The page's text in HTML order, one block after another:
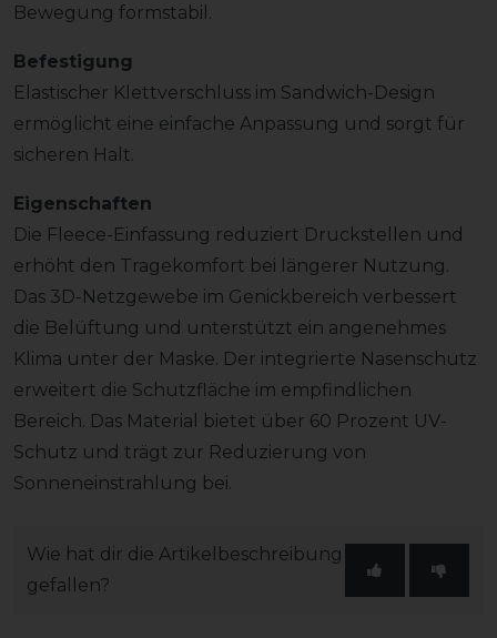
Bewegung formstabil.
Befestigung
Elastischer Klettverschluss im Sandwich-Design
ermöglicht eine einfache Anpassung und sorgt für
sicheren Halt.
Eigenschaften
Die Fleece-Einfassung reduziert Druckstellen und
erhöht den Tragekomfort bei längerer Nutzung.
Das 3D-Netzgewebe im Genickbereich verbessert
die Belüftung und unterstützt ein angenehmes
Klima unter der Maske. Der integrierte Nasenschutz
erweitert die Schutzfläche im empfindlichen
Bereich. Das Material bietet über 60 Prozent UV-
Schutz und trägt zur Reduzierung von
Sonneneinstrahlung bei.
Wie hat dir die Artikelbeschreibung
gefallen?